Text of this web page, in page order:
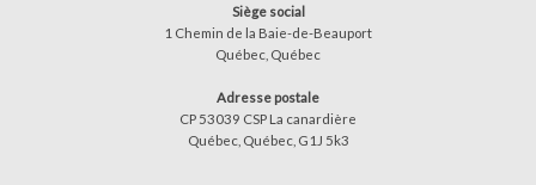
Siège social
1 Chemin de la Baie-de-Beauport
Québec, Québec
Adresse postale
CP 53039 CSP La canardière
Québec, Québec, G1J 5k3